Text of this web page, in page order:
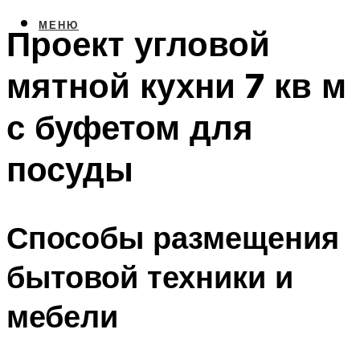
МЕНЮ
Проект угловой
мятной кухни 7 кв м
с буфетом для
посуды
Способы размещения
бытовой техники и
мебели